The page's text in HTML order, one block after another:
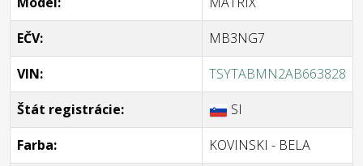
EČV:
MB3NG7
VIN:
TSYTABMN2AB663828
Štát registrácie:
SI
Farba:
KOVINSKI - BELA